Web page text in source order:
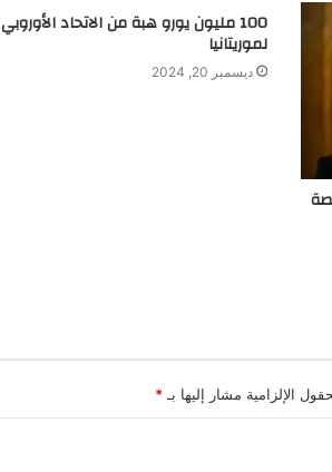
سنعلق 30 رخصة
100 مليون يورو هبة من الاتحاد الأوروبي
لموريتانيا
ديسمبر 20, 2024
الإلزامية مشار إليها بـ *